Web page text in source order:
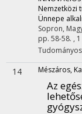
Nemzetközi
Ünnepe
Sopron,
pp. 58-58. ,
Tudományos
14 Mészáros,
Az